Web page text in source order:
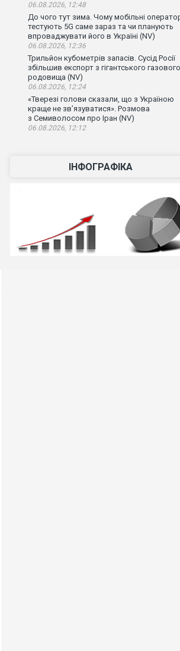
06.08.2026, 12:48
До чого тут зима. Чому мобільні
тестують 5G саме зараз та чи планують
впроваджувати його в Україні (NV)
06.08.2026, 12:36
Трильйон кубометрів запасів. Сусід Росії
збільшив експорт з гігантського газового
родовища (NV)
06.08.2026, 12:24
«Тверезі голови сказали, що з Україною
краще не зв’язуватися». Розмова
з Семиволосом про Іран (NV)
06.08.2026, 12:12
ІНФОГРАФІКА
Росія атакувала Суми
торговельний центр,